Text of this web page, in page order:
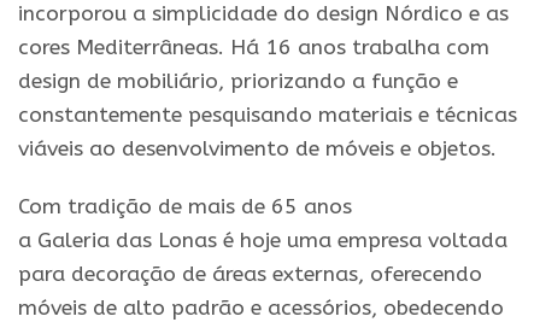
incorporou a simplicidade do design Nórdico e as
cores Mediterrâneas. Há 16 anos trabalha com
design de mobiliário, priorizando a função e
constantemente pesquisando materiais e técnicas
viáveis ao desenvolvimento de móveis e objetos.
Com tradição de mais de 65 anos
a Galeria das Lonas é hoje uma empresa voltada
para decoração de áreas externas, oferecendo
móveis de alto padrão e acessórios, obedecendo